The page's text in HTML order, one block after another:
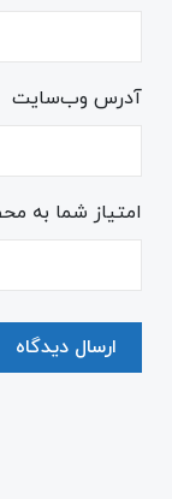
آدرس وب‌سایت
امتیاز شما به
ارسال دیدگاه